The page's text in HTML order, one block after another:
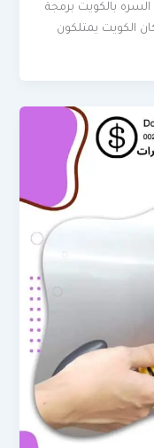
بالكويت برمجة
أن 75% من سكان الكويت يمتلكون